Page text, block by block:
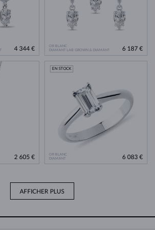
4 344 €
OR BLANC
DIAMANT LAB GROWN & DIAMANT
6 187 €
2 605 €
OR BLANC
DIAMANT
EN STOCK
6 083 €
AFFICHER PLUS